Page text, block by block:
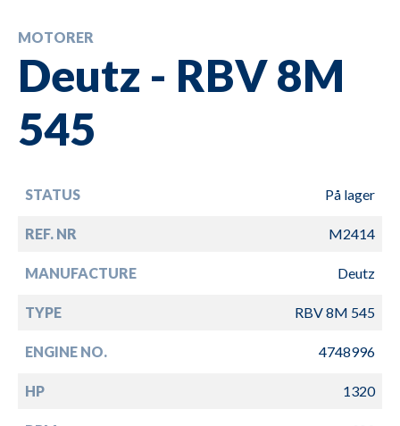
MOTORER
Deutz - RBV 8M
545
STATUS På lager
REF. NR M2414
MANUFACTURE Deutz
TYPE RBV 8M 545
ENGINE NO. 4748996
HP 1320